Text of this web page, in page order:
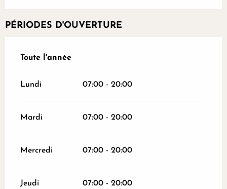
PÉRIODES D'OUVERTURE
Toute l'année
Toute l'année
Lundi 07:00 - 20:00
Mardi 07:00 - 20:00
Mercredi 07:00 - 20:00
Jeudi 07:00 - 20:00